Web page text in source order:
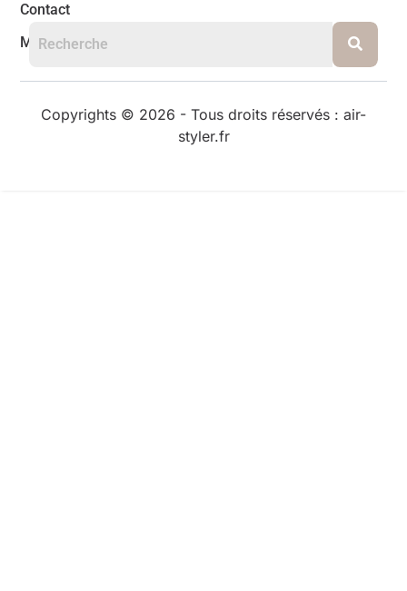
Contact
Mentions légales
Copyrights © 2026 - Tous droits réservés : air-
styler.fr